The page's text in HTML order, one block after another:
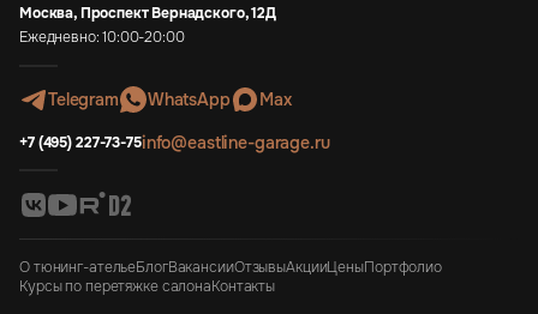
Москва, Проспект Вернадского, 12Д
Ежедневно: 10:00-20:00
Telegram WhatsApp Max
+7 (495) 227-73-75info@eastline-garage.ru
О тюнинг-ательеБлогВакансииОтзывыАкцииЦеныПортфолио
Курсы по перетяжке салонаКонтакты